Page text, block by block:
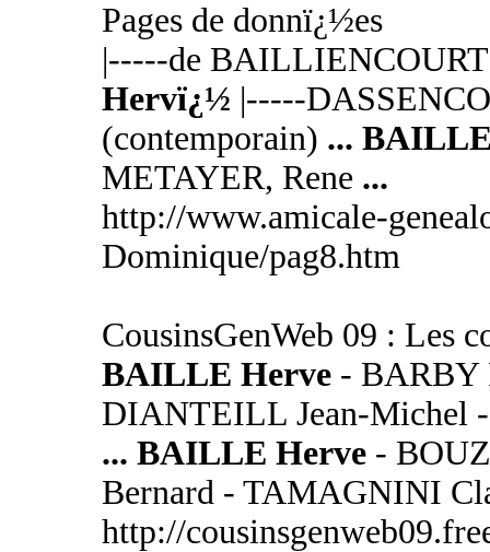
Pages de donnï¿½es
|-----de
Hervï¿½ |-----
(contemporain) ...
METAYER, Rene ...
http://www.amicale-
Dominique/pag8.htm
CousinsGenWeb 09 : Les
BAILLE Herve - BARBY
DIANTEILL Jean-Michel
... BAILLE Herve -
Bernard - TAMAGNINI
http://